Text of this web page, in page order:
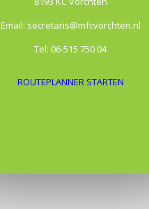
Email: secretaris@mfcvorchten.nl
Tel: 06-515 750 04
ROUTEPLANNER STARTEN